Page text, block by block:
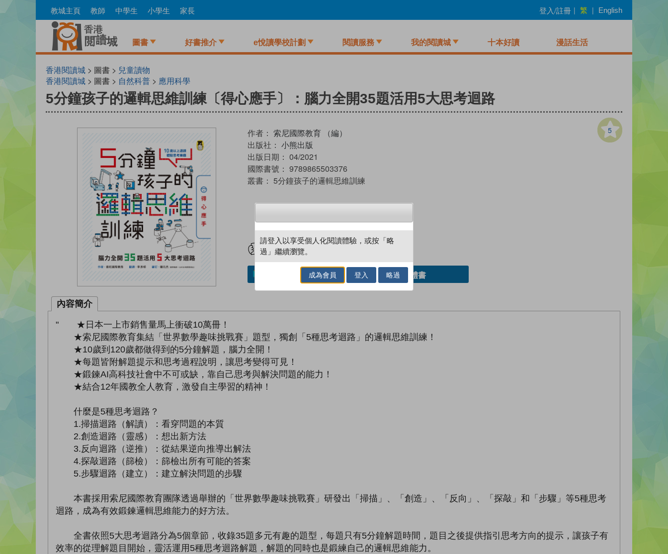
to
教城主頁 教師 中學生 小學生 家長 登入/註冊 | 繁 | English
圖書 好書推介 e悅讀學校計劃 閱讀服務 我的閱讀城 十本好讀 漫話生活
香港閱讀城 > 圖書 > 兒童讀物
香港閱讀城 > 圖書 > 自然科普 > 應用科學
5分鐘孩子的邏輯思維訓練〔得心應手〕：腦力全開35題活用5大思考迴路
5
作者： 索尼國際教育 （編）
出版社： 小熊出版
出版日期： 04/2021
國際書號： 9789865503376
叢書： 5分鐘孩子的邏輯思維訓練
試閲 加入閱讀紀錄
加入／閱讀電子書 借閱實體書
內容簡介
" ★日本一上市銷售量馬上衝破10萬冊！
★索尼國際教育集結「世界數學趣味挑戰賽」題型，獨創「5種思考迴路」的邏輯思維訓練！
★10歲到120歲都做得到的5分鐘解題，腦力全開！
★每題皆附解題提示和思考過程說明，讓思考變得可見！
★鍛鍊AI高科技社會中不可或缺，靠自己思考與解決問題的能力！
★結合12年國教全人教育，激發自主學習的精神！
什麼是5種思考迴路？
1.掃描迴路（解讀）：看穿問題的本質
2.創造迴路（靈感）：想出新方法
3.反向迴路（逆推）：從結果逆向推導出解法
4.探敲迴路（篩檢）：篩檢出所有可能的答案
5.步驟迴路（建立）：建立解決問題的步驟
本書採用索尼國際教育團隊透過舉辦的「世界數學趣味挑戰賽」研發出「掃描」、「創造」、「反向」、「探敲」和「步驟」等5種思考
迴路，成為有效鍛鍊邏輯思維能力的好方法。
全書依照5大思考迴路分為5個章節，收錄35題多元有趣的題型，每題只有5分鐘解題時間，題目之後提供指引思考方向的提示，讓孩子有
效率的從理解題目開始，靈活運用5種思考迴路解題，解題的同時也是鍛練自己的邏輯思維能力。
請登入以享受個人化閱讀體驗，或按「略
過」繼續瀏覽。
成為會員 登入 略過